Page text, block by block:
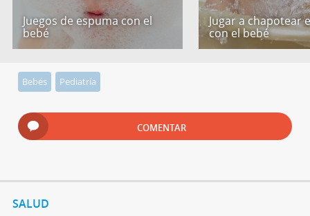
Juegos de espuma con el
bebé
Jugar a chapotear
con el bebé
Bebés Pediatría
COMENTAR
SALUD